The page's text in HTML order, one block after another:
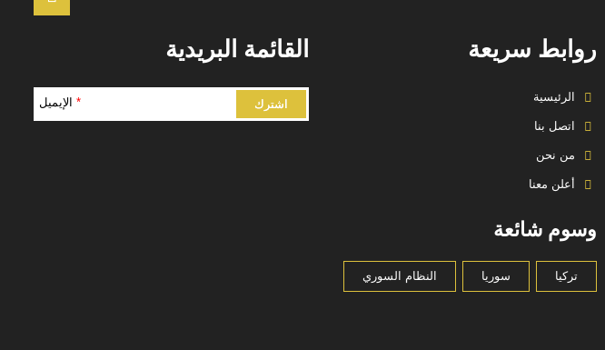
روابط سريعة
الرئيسية
اتصل بنا
من نحن
أعلن معنا
وسوم شائعة
تركيا سوريا النظام السوري
القائمة البريدية
* الإيميل